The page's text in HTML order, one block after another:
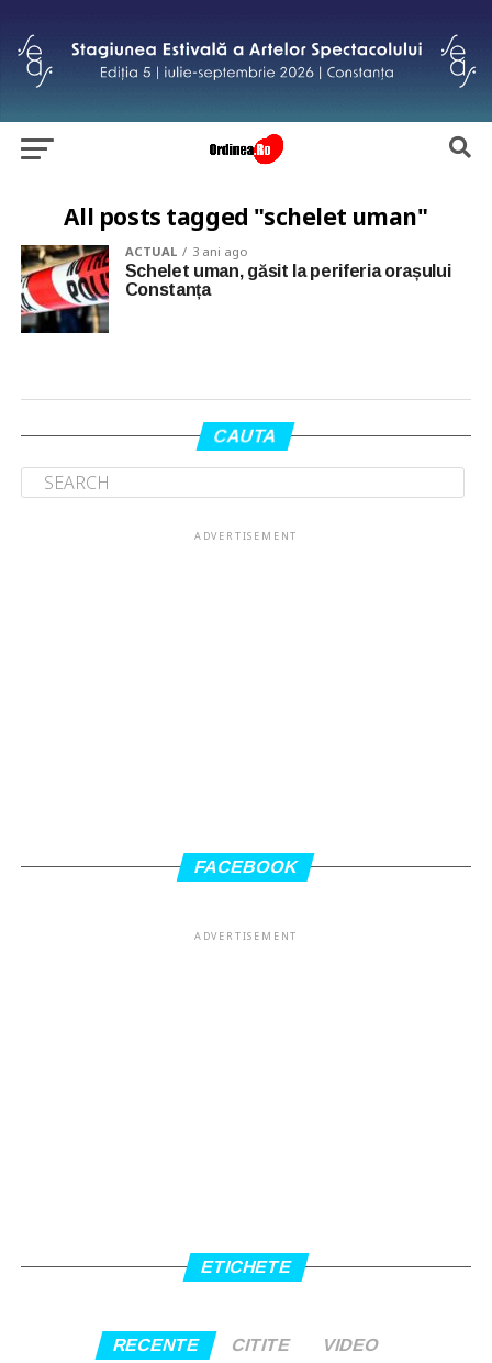
All posts tagged "schelet uman"
ACTUAL 3 ani ago
Schelet uman, găsit la periferia orașului
Constanța
CAUTA
ADVERTISEMENT
FACEBOOK
ADVERTISEMENT
ETICHETE
RECENTE CITITE VIDEO